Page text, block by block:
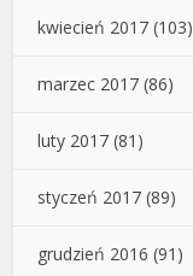
kwiecień 2017 (103)
marzec 2017 (86)
luty 2017 (81)
styczeń 2017 (89)
grudzień 2016 (91)